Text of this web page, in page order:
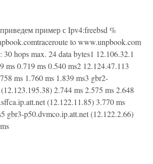
пример с Ipv4:freebsd %
to www.unpbook.com
hops max. 24 data bytes1 12.106.32.1
ms 0.719 ms 0.540 ms2 12.124.47.113
ms 1.760 ms 1.839 ms3 gbr2-
2.744 ms 2.575 ms 2.648
(12.122.11.85) 3.770 ms
gbr3-p50.dvmco.ip.att.net (12.122.2.66)